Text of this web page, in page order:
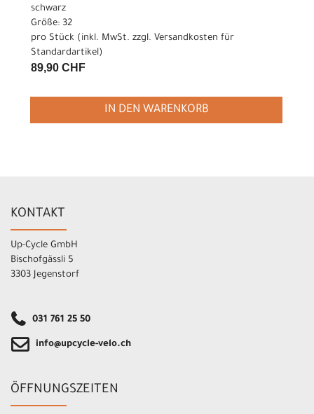
schwarz
Größe: 32
pro Stück (inkl. MwSt. zzgl. Versandkosten für
Standardartikel)
89,90 CHF
IN DEN WARENKORB
KONTAKT
Up-Cycle GmbH
Bischofgässli 5
3303 Jegenstorf
031 761 25 50
info@upcycle-velo.ch
ÖFFNUNGSZEITEN